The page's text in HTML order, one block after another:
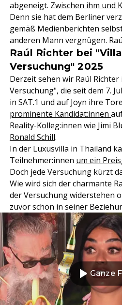
abgeneigt. Zwischen ihm und
Denn sie hat dem Berliner
gemäß Medienberichten
anderen Mann vergnügen.
Raúl Richter bei
Versuchung" 2025
Derzeit sehen wir Raúl
Versuchung", die seit dem 7.
in SAT.1 und auf Joyn ihre
prominente Kandidat:innen
Reality-Kolleg:innen wie Jimi
Ronald Schill.
In der Luxusvilla in Thailand
Teilnehmer:innen um ein
Doch jede Versuchung kürzt
Wie wird sich der charmante
der Versuchung widerstehen
zuvor schon in seiner
Ganze